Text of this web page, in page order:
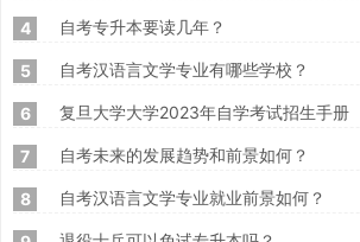
4 自考专升本要读几年？
5 自考汉语言文学专业有哪些学校？
6 复旦大学大学2023年自学考试招生手册
7 自考未来的发展趋势和前景如何？
8 自考汉语言文学专业就业前景如何？